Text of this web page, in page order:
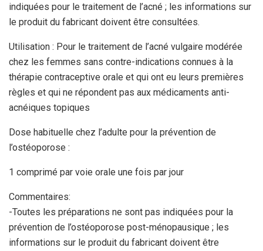
indiquées pour le traitement de l’acné ; les informations sur
le produit du fabricant doivent être consultées.
Utilisation : Pour le traitement de l’acné vulgaire modérée
chez les femmes sans contre-indications connues à la
thérapie contraceptive orale et qui ont eu leurs premières
règles et qui ne répondent pas aux médicaments anti-
acnéiques topiques
Dose habituelle chez l’adulte pour la prévention de
l’ostéoporose :
1 comprimé par voie orale une fois par jour
Commentaires:
-Toutes les préparations ne sont pas indiquées pour la
prévention de l’ostéoporose post-ménopausique ; les
informations sur le produit du fabricant doivent être